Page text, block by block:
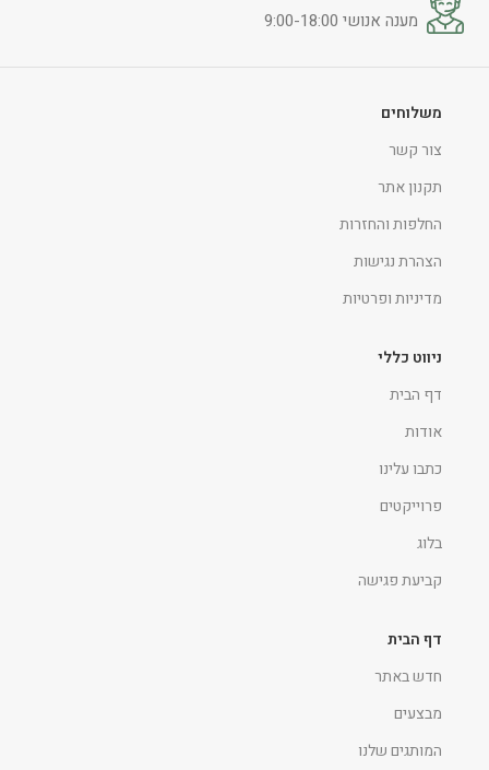
מענה אנושי 9:00-18:00
משלוחים
צור קשר
תקנון אתר
החלפות והחזרות
הצהרת נגישות
מדיניות ופרטיות
ניווט כללי
דף הבית
אודות
כתבו עלינו
פרוייקטים
בלוג
קביעת פגישה
דף הבית
חדש באתר
מבצעים
המותגים שלנו